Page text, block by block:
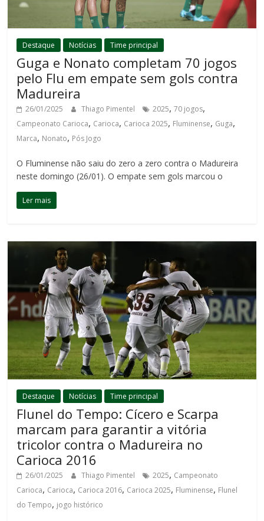
Destaque Notícias Time principal
Guga e Nonato completam 70 jogos
pelo Flu em empate sem gols contra
Madureira
26/01/2025 Thiago Pimentel 2025,70 jogos,
Campeonato Carioca, Carioca, Carioca 2025, Fluminense, Guga,
Marca, Nonato, Pós Jogo
O Fluminense não saiu do zero a zero contra o Madureira
neste domingo (26/01). O empate sem gols marcou o
Ler mais
Destaque Notícias Time principal
Flunel do Tempo: Cícero e Scarpa
marcam para garantir a vitória
tricolor contra o Madureira no
Carioca 2016
26/01/2025 Thiago Pimentel 2025, Campeonato
Carioca, Carioca, Carioca 2016, Carioca 2025, Fluminense, Flunel
do Tempo, jogo histórico